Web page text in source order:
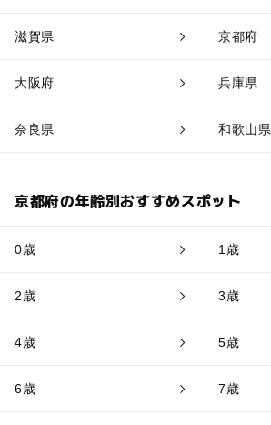
滋賀県 京都府
大阪府 兵庫県
奈良県 和歌山県
京都府の年齢別おすすめスポット
0歳 1歳
2歳 3歳
4歳 5歳
6歳 7歳